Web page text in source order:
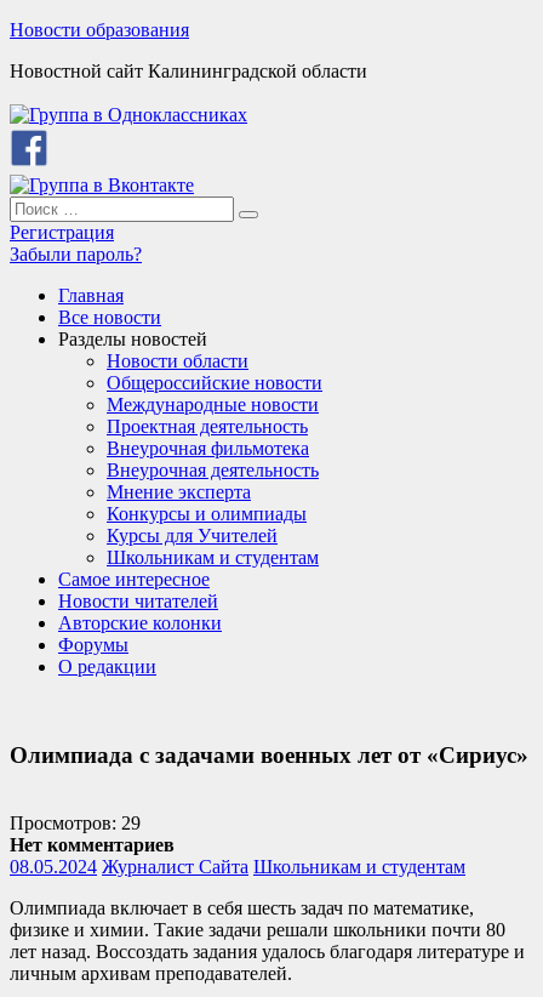
Skip
content
Новости образования
Новостной сайт Калининградской области
Search
for:
Search
Регистрация
Забыли пароль?
Главная
Все новости
Разделы новостей
Новости области
Общероссийские новости
Международные новости
Проектная деятельность
Внеурочная фильмотека
Внеурочная деятельность
Мнение эксперта
Конкурсы и олимпиады
Курсы для Учителей
Школьникам и студентам
Самое интересное
Новости читателей
Авторские колонки
Форумы
О редакции
Олимпиада с задачами военных лет от «Сириус»
Просмотров: 29
Нет комментариев
08.05.2024 Журналист Сайта Школьникам и студентам
Олимпиада включает в себя шесть задач по математике,
физике и химии. Такие задачи решали школьники почти 80
лет назад. Воссоздать задания удалось благодаря литературе и
личным архивам преподавателей.